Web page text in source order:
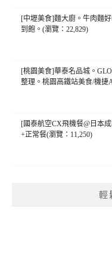
[中壢美食]麵大廚。牛肉麵
到飽。(瀏覽：22,829)
[桃園美食]華泰名品城。
整理。桃園高鐵站美食/機捷
[國泰航空CX飛機餐@日本
+正常餐(瀏覽：11,250)
輕